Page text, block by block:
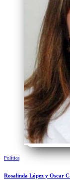
Política
Rosalinda López y Oscar